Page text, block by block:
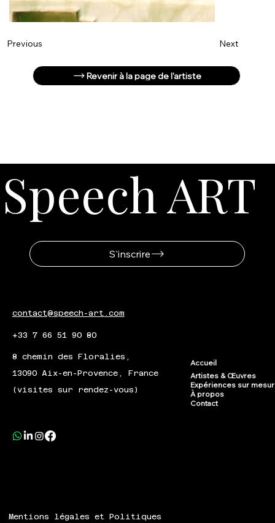
Previous Next
Revenir à la page de l'artiste
Speech ART
contact@speech-art.com
+33 7 66 51 90 80
8 chemin des Floralies,
13090 Aix-en-Provence, France
(visites sur rendez-vous)
Accueil
Artistes & Œuvres
Expériences sur
À propos
Contact
Mentions légales et Politiques
S'inscrire